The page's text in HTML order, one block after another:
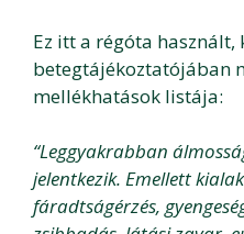
Ez itt a régóta
betegtájékoztatójában
mellékhatások listája:
“Leggyakrabban
jelentkezik. Emellett
fáradtságérzés,